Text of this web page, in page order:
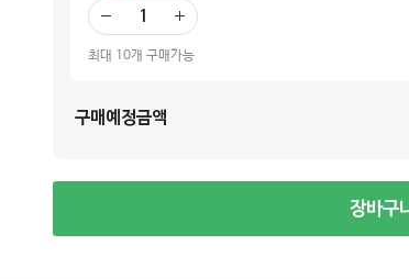
기
더
하
기
최대 10개 구매가능
구매예정금액
장바구